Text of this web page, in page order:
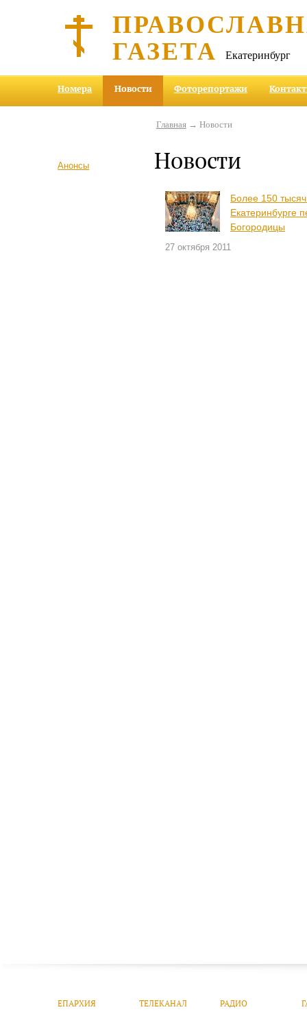
ГАЗЕТА Екатеринбург
Номера Новости Фоторепортажи
Анонсы
Главная→ Новости
Новости
Более 150
Екатеринбурге
Богородицы
27 октября 2011
ЕПАРХИЯ
ТЕЛЕКАНАЛ
РАДИО